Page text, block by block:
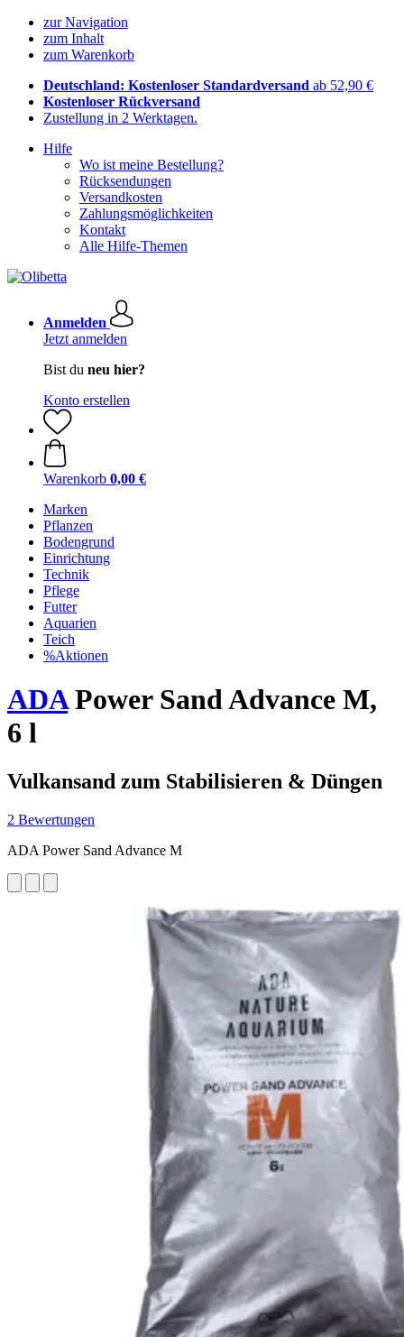
zur Navigation
zum Inhalt
zum Warenkorb
Deutschland: Kostenloser Standardversand ab 52,90 €
Kostenloser Rückversand
Zustellung in 2 Werktagen.
Hilfe
Wo ist meine Bestellung?
Rücksendungen
Versandkosten
Zahlungsmöglichkeiten
Kontakt
Alle Hilfe-Themen
Anmelden
Jetzt anmelden
Bist du neu hier?
Konto erstellen
Warenkorb 0,00 €
Marken
Pflanzen
Bodengrund
Einrichtung
Technik
Pflege
Futter
Aquarien
Teich
%Aktionen
ADAPower Sand Advance M,
6 l
Vulkansand zum Stabilisieren & Düngen
2 Bewertungen
ADA Power Sand Advance M